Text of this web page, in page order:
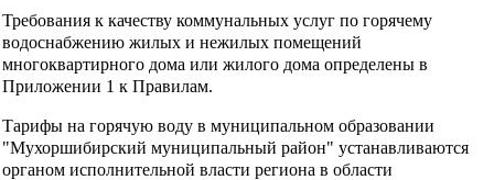
Требования к качеству коммунальных услуг по горячему
водоснабжению жилых и нежилых помещений
многоквартирного дома или жилого дома определены в
Приложении 1 к Правилам.
Тарифы на горячую воду в муниципальном образовании
"Мухоршибирский муниципальный район" устанавливаются
органом исполнительной власти региона в области